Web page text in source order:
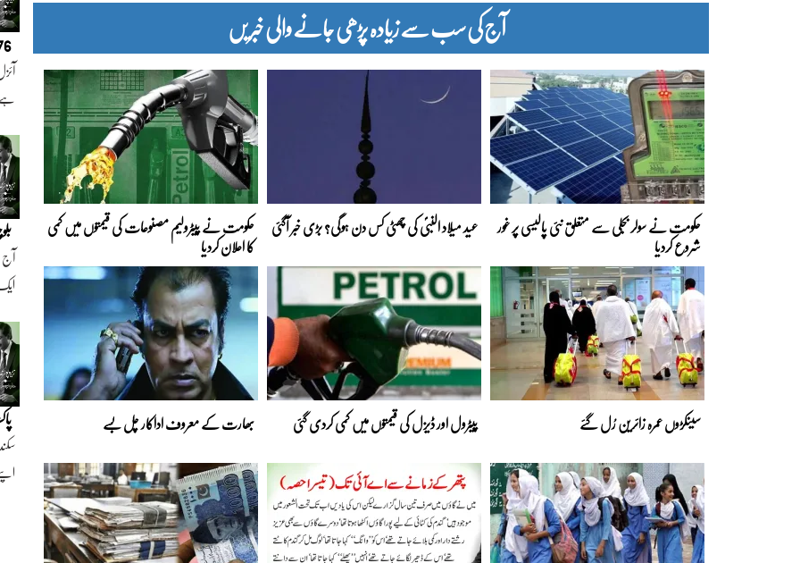
آج کی سب سے زیادہ پڑھی جانے والی خبریں
حکومت نے سولر بجلی سے متعلق نئی پالیسی پر غور
شروع کردیا
عید میلاد النبیؐ کی چھٹی کس دن ہوگی؟ بڑی خبر آگئی حکومت نے پیٹرولیم مصنوعات کی قیمتوں میں کمی
کا اعلان کردیا
سینکڑوں عمرہ زائرین رُل گئے پیٹرول اور ڈیزل کی قیمتوں میں کمی کردی گئی بھارت کے معروف اداکار چل بسے